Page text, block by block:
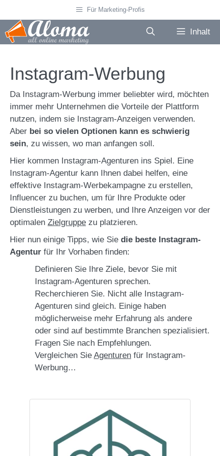
Inhalt
springen
Für Marketing-Profis
Inhalt
Instagram-Werbung
Da Instagram-Werbung immer beliebter wird, möchten
immer mehr Unternehmen die Vorteile der Plattform
nutzen, indem sie Instagram-Anzeigen verwenden.
Aber bei so vielen Optionen kann es schwierig
sein, zu wissen, wo man anfangen soll.
Hier kommen Instagram-Agenturen ins Spiel. Eine
Instagram-Agentur kann Ihnen dabei helfen, eine
effektive Instagram-Werbekampagne zu erstellen,
Influencer zu buchen, um für Ihre Produkte oder
Dienstleistungen zu werben, und Ihre Anzeigen vor der
optimalen Zielgruppe zu platzieren.
Hier nun einige Tipps, wie Sie die beste Instagram-
Agentur für Ihr Vorhaben finden:
Definieren Sie Ihre Ziele, bevor Sie mit
Instagram-Agenturen sprechen.
Recherchieren Sie. Nicht alle Instagram-
Agenturen sind gleich. Einige haben
möglicherweise mehr Erfahrung als andere
oder sind auf bestimmte Branchen spezialisiert.
Fragen Sie nach Empfehlungen.
Vergleichen Sie Agenturen für Instagram-
Werbung…